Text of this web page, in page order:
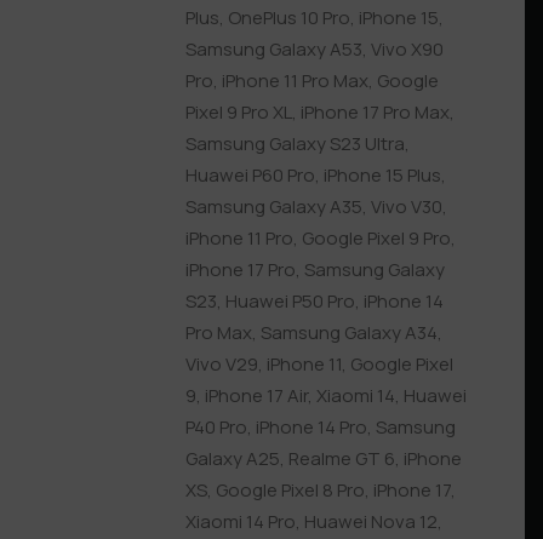
Plus, OnePlus 10 Pro, iPhone 15,
Samsung Galaxy A53, Vivo X90
Pro, iPhone 11 Pro Max, Google
Pixel 9 Pro XL, iPhone 17 Pro Max,
Samsung Galaxy S23 Ultra,
Huawei P60 Pro, iPhone 15 Plus,
Samsung Galaxy A35, Vivo V30,
iPhone 11 Pro, Google Pixel 9 Pro,
iPhone 17 Pro, Samsung Galaxy
S23, Huawei P50 Pro, iPhone 14
Pro Max, Samsung Galaxy A34,
Vivo V29, iPhone 11, Google Pixel
9, iPhone 17 Air, Xiaomi 14, Huawei
P40 Pro, iPhone 14 Pro, Samsung
Galaxy A25, Realme GT 6, iPhone
XS, Google Pixel 8 Pro, iPhone 17,
Xiaomi 14 Pro, Huawei Nova 12,